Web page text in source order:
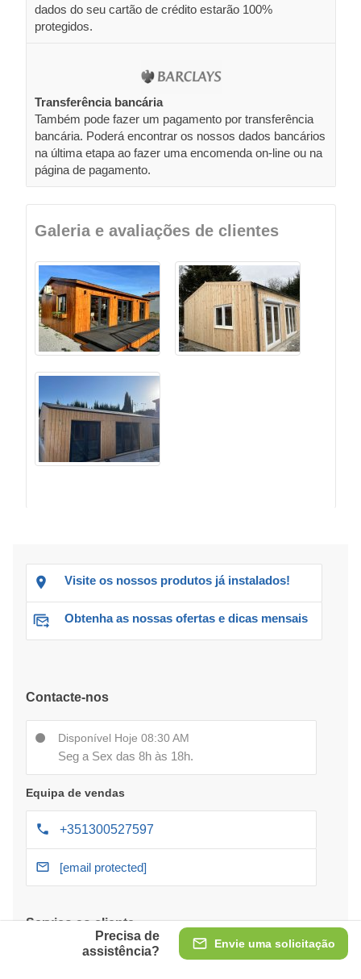
dados do seu cartão de crédito estarão 100%
protegidos.
Transferência bancária
Também pode fazer um pagamento por transferência
bancária. Poderá encontrar os nossos dados bancários
na última etapa ao fazer uma encomenda on-line ou na
página de pagamento.
Galeria e avaliações de clientes
Envie uma solicitação
Precisa de
assistência?
Visite os nossos produtos já instalados!
Obtenha as nossas ofertas e dicas mensais
Contacte-nos
Disponível Hoje 08:30 AM
Seg a Sex das 8h às 18h.
Equipa de vendas
+351300527597
[email protected]
Serviço ao cliente
Pagamento